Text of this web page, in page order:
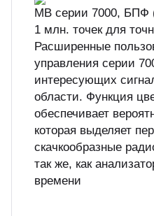
МВ серии 7000, БПФ
1 млн. точек для
Расширенные
управления серии
интересующих
области. Функция
обеспечивает
которая выделяет
скачкообразные
так же, как
времени